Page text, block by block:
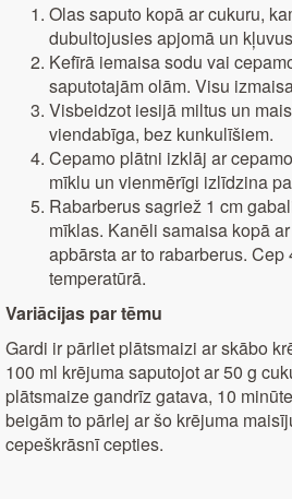
Olas saputo kopā ar cukuru,
dubultojusies apjomā un
Kefīrā iemaisa sodu vai
saputotajām olām. Visu
Visbeidzot iesijā miltus un
viendabīga, bez kunkulīšiem.
Cepamo plātni izklāj ar
mīklu un vienmērīgi izlīdzina
Rabarberus sagriež 1 cm
mīklas. Kanēli samaisa kopā
apbārsta ar to rabarberus. Cep
temperatūrā.
Variācijas par tēmu
Gardi ir pārliet plātsmaizi ar skābo
100 ml krējuma saputojot ar 50 g
plātsmaize gandrīz gatava, 10
beigām to pārlej ar šo krējuma
cepeškrāsnī cepties.